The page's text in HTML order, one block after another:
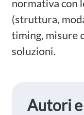
normativa con
(struttura,
timing, misure
soluzioni.
Autori